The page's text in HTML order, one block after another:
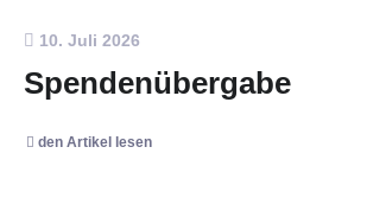
10. Juli 2026
Spendenübergabe
den Artikel lesen